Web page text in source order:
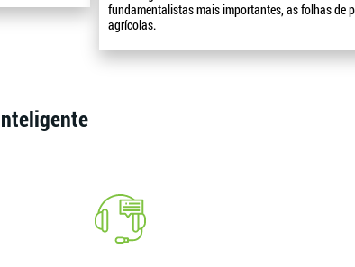
fundamentalistas mais importantes, as folhas de
agrícolas.